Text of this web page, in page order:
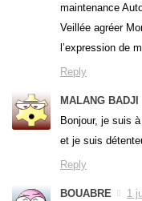
maintenance
Veillée agréer
l’expression de
Reply
MALANG BADJI
Bonjour, je suis
et je suis
Reply
BOUABRE
1